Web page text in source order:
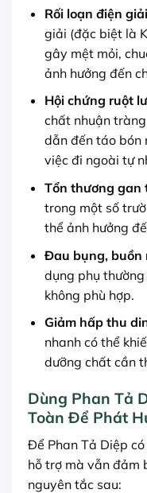
Rối loạn điện
giải (đặc biệt là
gây mệt mỏi,
ảnh hưởng đến
Hội chứng ruột
chất nhuận
dẫn đến táo bón
việc đi ngoài tự
Tổn thương gan
trong một số
thể ảnh hưởng
Đau bụng, buồn
dụng phụ
không phù hợp.
Giảm hấp thu
nhanh có thể
dưỡng chất cần
Dùng Phan Tả
Toàn Để Phát
Để Phan Tả Diệp
hỗ trợ mà vẫn đảm
nguyên tắc sau: